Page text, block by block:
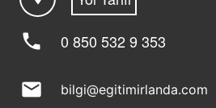
phone 0 850 532 9 353
mail bilgi@egitimirlanda.com